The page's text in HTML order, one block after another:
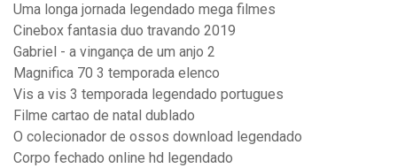
Uma longa jornada legendado mega filmes
Cinebox fantasia duo travando 2019
Gabriel - a vingança de um anjo 2
Magnifica 70 3 temporada elenco
Vis a vis 3 temporada legendado portugues
Filme cartao de natal dublado
O colecionador de ossos download legendado
Corpo fechado online hd legendado